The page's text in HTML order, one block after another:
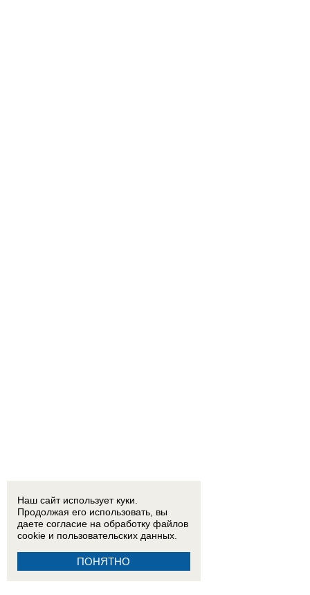
Наш сайт использует куки.
Продолжая его использовать, вы
даете согласие на обработку файлов
cookie и пользовательских данных.
ПОНЯТНО